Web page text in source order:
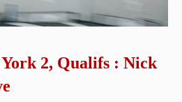
2, Qualifs : Nick